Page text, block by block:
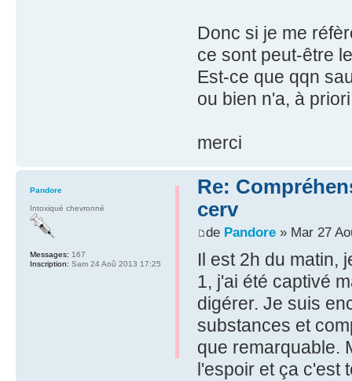
Donc si je me
ce sont peut-être
Est-ce que qqn
ou bien n'a, à
merci
Re:
cerv
de Pandore» Mar 27
Il est 2h du matin,
1, j'ai été captivé
digérer. Je suis
substances et
que remarquable.
l'espoir et ça c'est
Pandore
Intoxiqué chevronné
Messages: 167
Inscription: Sam 24 Aoû 2013 17:25